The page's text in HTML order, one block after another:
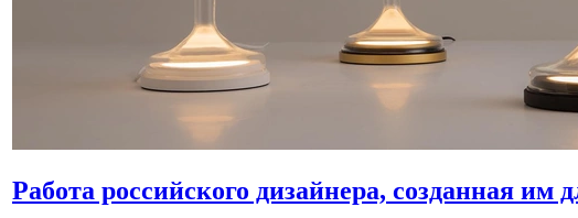
Работа российского дизайнера, созданная